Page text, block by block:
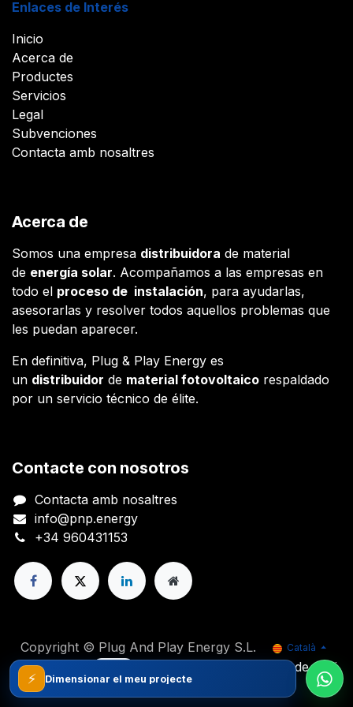
Enlaces de Interés
Inicio
Acerca de
Productes
Servicios
Legal
Subvenciones
Contacta amb nosaltres
Acerca de
Somos una empresa distribuidora de material
de energía solar. Acompañamos a las empresas en
todo el proceso de instalación, para ayudarlas,
asesorarlas y resolver todos aquellos problemas que
les puedan aparecer.
En definitiva, Plug & Play Energy es
un distribuidor de material fotovoltaico respaldado
por un servicio técnico de élite.
Contacte con nosotros
Contacta amb nosaltres
info@pnp.energy
+34 960431153
Copyright © Plug And Play Energy S.L. Català
Powered by
Comerç electrònic de codi
obert
⚡